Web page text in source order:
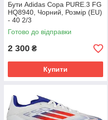
Бути Adidas Copa PURE.3 FG
HQ8940, Чорний, Розмір (EU)
- 40 2/3
Готово до відправки
2 300 ₴
Купити